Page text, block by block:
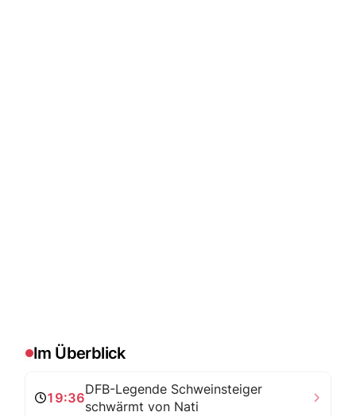
Im Überblick
19:36
DFB-Legende Schweinsteiger
schwärmt von Nati